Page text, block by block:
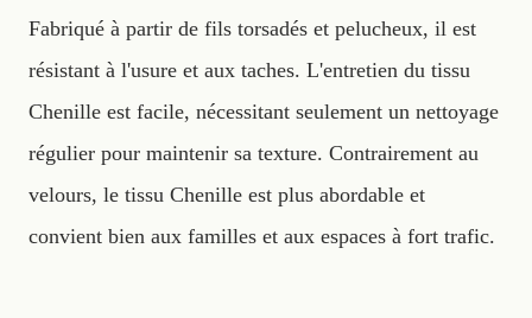
Fabriqué à partir de fils torsadés et pelucheux, il est
résistant à l'usure et aux taches. L'entretien du tissu
Chenille est facile, nécessitant seulement un nettoyage
régulier pour maintenir sa texture. Contrairement au
velours, le tissu Chenille est plus abordable et
convient bien aux familles et aux espaces à fort trafic.